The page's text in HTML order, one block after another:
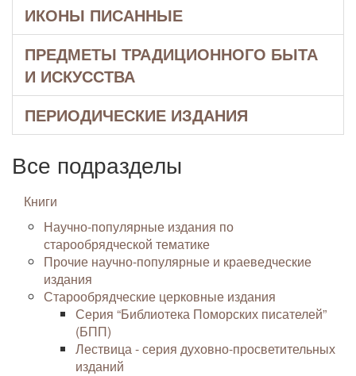
ИКОНЫ ПИСАННЫЕ
ПРЕДМЕТЫ ТРАДИЦИОННОГО БЫТА
И ИСКУССТВА
ПЕРИОДИЧЕСКИЕ ИЗДАНИЯ
Все подразделы
Книги
Научно-популярные издания по
старообрядческой тематике
Прочие научно-популярные и краеведческие
издания
Старообрядческие церковные издания
Серия “Библиотека Поморских писателей”
(БПП)
Лествица - серия духовно-просветительных
изданий